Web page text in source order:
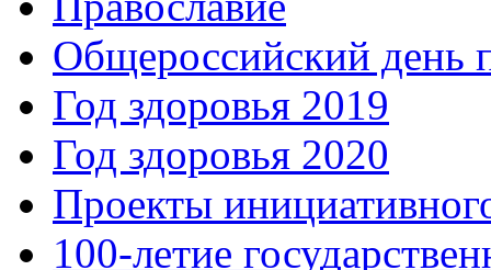
Общероссийский день
Год здоровья 2019
Год здоровья 2020
Проекты
100-летие